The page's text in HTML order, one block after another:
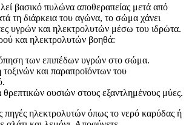
βασικό πυλώνα αποθεραπείας μετά από
τη διάρκεια του αγώνα, το σώμα χάνει
υγρών και ηλεκτρολυτών μέσω του ιδρώτα.
και ηλεκτρολυτών βοηθά:
των επιπέδων υγρών στο σώμα.
και παραπροϊόντων του
ουσιών στους εξαντλημένους μύες.
πηγές ηλεκτρολυτών όπως το νερό καρύδας ή